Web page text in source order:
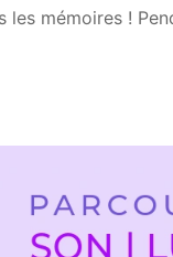
les mémoires !